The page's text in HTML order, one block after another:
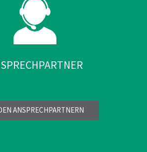
ANSPRECHPARTNERN